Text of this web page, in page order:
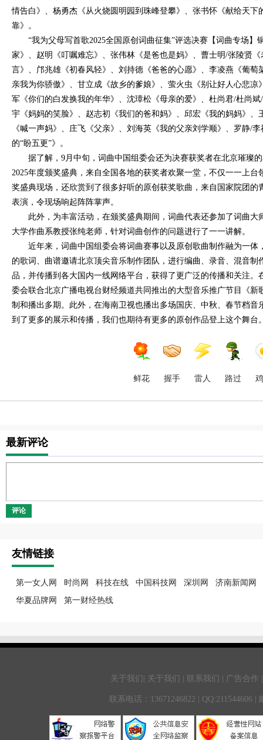
情告白》、杨勇杰《从火烧圆明园到珠峰登攀》、张书怀《献给天下
靠》。
“我为父母写首歌2025全国原创词曲征集”评选决赛【词曲专场】
家》、赵明《叮嘱难忘》、张伟林《是爸也是妈》、曹士明/张陵贤
言》、邝兆雄《初春风轻》、刘持德《爸爸的心愿》、李凌燕《葡萄
亲我为你骄傲》、甘立成《故乡的爹娘》、萤火虫《别让好人心悲凉
军《你们的白发换我的年华》、沈璋松《母亲的爱》、杜尚君/杜尚
宇《妈妈的笑脸》、赵志初《我们的爸和妈》、邱宏《我的妈妈》、
《喊一声妈》、庄飞《父亲》、刘海英《我的父亲刘学顺》、罗静/
的“盼五更”》。
据了解，9月中旬，词曲中国组委会还为决赛获奖者在北京璀璨
2025年度颁奖盛典，来自全国各地的获奖者欢聚一堂，不仅一一上
奖盛典现场，还欣赏到了很多好听的原创获奖歌曲，来自国家院团的
表演，令现场响起阵阵掌声。
此外，为丰富活动，在颁奖盛典期间，词曲代表还参加了词曲大
大学作曲系教授张纯老师，针对词曲创作的问题进行了一一讲解。
近年来，词曲中国组委会将词曲赛事以及原创歌曲制作融为一体
的歌词、曲谱邀请北京顶尖音乐制作团队，进行编曲、录音、混音制
品，并传播到各大国内一线网络平台，获得了更广泛的传播和关注。
委会联合北京广播电视台财经频道共同推出的大型音乐推广节目《新
制和播出多期。此外，在海南卫视也播出多场国庆、中秋、春节档音
到了更多的展示和传播，我们也期待有更多的原创作品登上这个舞台
鲜花 握手 雷人 路过
最新评论
评论
友情链接
第一女人网 时尚网 科技在线 中国科技网 深圳网
济南新闻网
华夏品牌网
第一财经热线
关于我们| 关于我们 | 联系我们 | 广告合作
联系电话：13671246822 | QQ:211544606 |